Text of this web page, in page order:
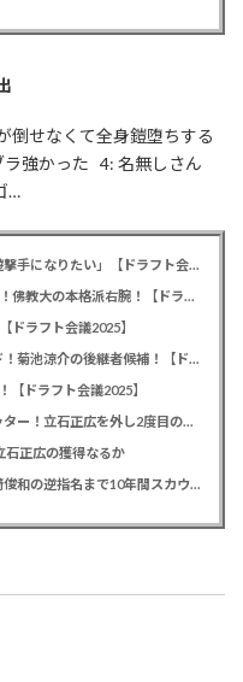
倒せなくて全身鎧堕ちする
ラ強かった 4: 名無しさん
…
カープドラ6西川篤夢！「日本を代表する遊撃手になりたい」【ドラフト会議2025】
カープドラ5赤木晴哉！191cm最速153キロ！佛教大の本格派右腕！【ドラフト会議2025】
ドラフト会議2025】
カープドラ3勝田成！近畿大163cmセカンド！菊池涼介の後継者候補！【ドラフト会議2025】
【ドラフト会議2025】
カープドラ1平川蓮！187cmのスイッチヒッター！立石正広を外し2度目の重複も新井監督がクジを引き当てる！【ドラフト会議2025】
石正広の獲得なるか
緒方孝市カープドラ3指名で青学出禁！澤﨑俊和の逆指名まで10年間スカウト出禁